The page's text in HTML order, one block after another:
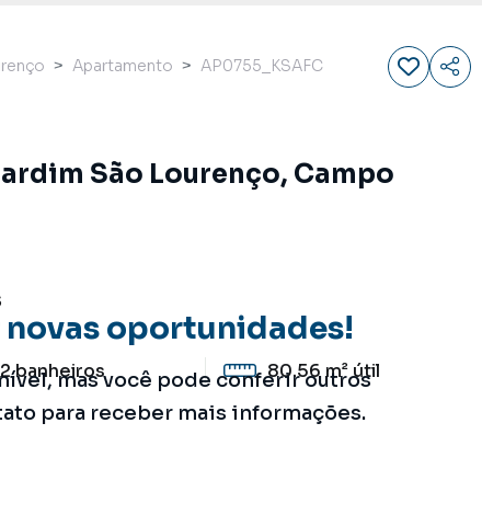
oportunidades!
mas você pode conferir outros
para receber mais informações.
Apartamento AP0755_KSAFC
São Lourenço, Campo
2 banheiros 80.56 m²útil